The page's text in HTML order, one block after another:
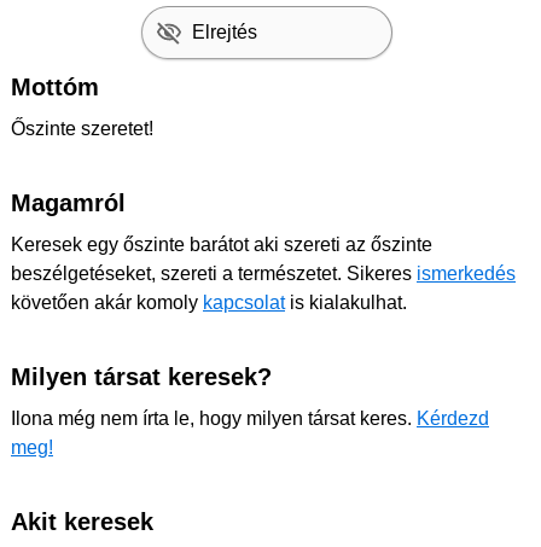
Elrejtés
Mottóm
Őszinte szeretet!
Magamról
Keresek egy őszinte barátot aki szereti az őszinte
beszélgetéseket, szereti a természetet. Sikeres ismerkedés
követően akár komoly kapcsolatis kialakulhat.
Milyen társat keresek?
Ilona még nem írta le, hogy milyen társat keres. Kérdezd
meg!
Akit keresek